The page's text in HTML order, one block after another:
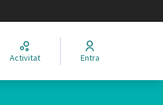
Activitat Entra